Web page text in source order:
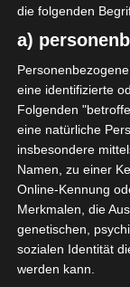
die folgenden
a)
eine identifizierte
Folgenden
eine natürliche
insbesondere
Namen, zu einer
Online-Kennung
Merkmalen, die
genetischen,
sozialen Identität
werden kann.